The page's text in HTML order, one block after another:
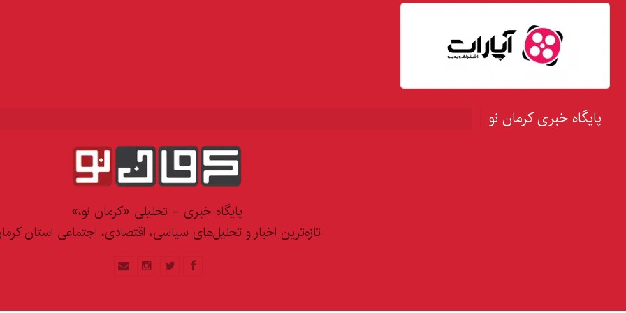
پایگاه خبری کرمان نو
پایگاه خبری - تحلیلی «کرمان نو،»
تازه‌ترین اخبار و تحلیل‌های سیاسی، اقتصادی، اجتماعی استان